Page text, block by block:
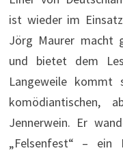
ist wieder im
Jörg Maurer macht
und bietet dem
Langeweile
komödiantischen,
Jennerwein. Er
„Felsenfest“ – ein